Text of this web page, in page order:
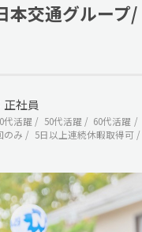
交通グループ/
正社員
代活躍 50代活躍
60代活躍
のみ
5日以上連続休暇取得可